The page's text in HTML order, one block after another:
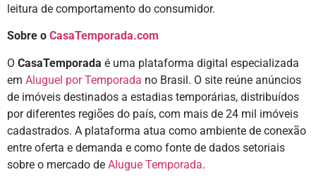
leitura de comportamento do consumidor.
Sobre o CasaTemporada.com
O CasaTemporada é uma plataforma digital especializada
em Aluguel por Temporada no Brasil. O site reúne anúncios
de imóveis destinados a estadias temporárias, distribuídos
por diferentes regiões do país, com mais de 24 mil imóveis
cadastrados. A plataforma atua como ambiente de conexão
entre oferta e demanda e como fonte de dados setoriais
sobre o mercado de Alugue Temporada.